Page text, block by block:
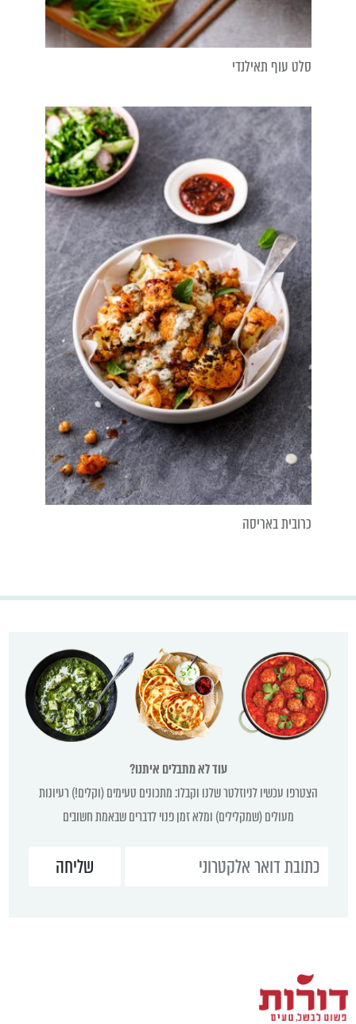
סלט עוף תאילנדי
כרובית באריסה
עוד לא מתבלים איתנו?
הצטרפו עכשיו לניוזלטר שלנו וקבלו: מתכונים טעימים (וקלים!) רעיונות
מעולים (שמקלילים) ומלא זמן פנוי לדברים שבאמת חשובים